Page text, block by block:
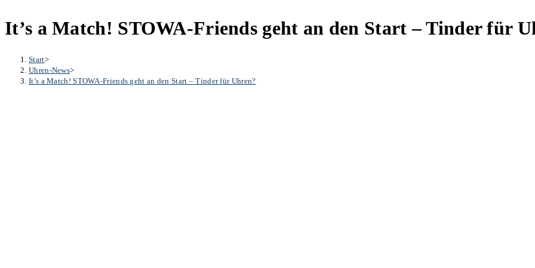
It’s a Match! STOWA-Friends geht an den Start – Tinder für
Start>
Uhren-News>
It’s a Match! STOWA-Friends geht an den Start – Tinder für Uhren?